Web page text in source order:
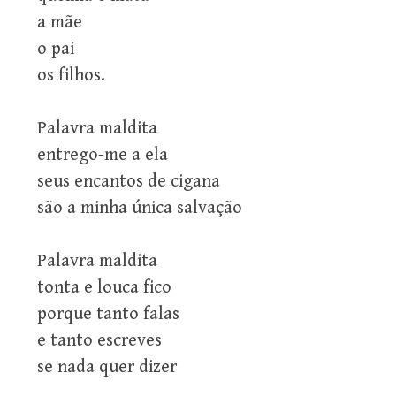
a mãe
o pai
os filhos.
Palavra maldita
entrego-me a ela
seus encantos de cigana
são a minha única salvação
Palavra maldita
tonta e louca fico
porque tanto falas
e tanto escreves
se nada quer dizer